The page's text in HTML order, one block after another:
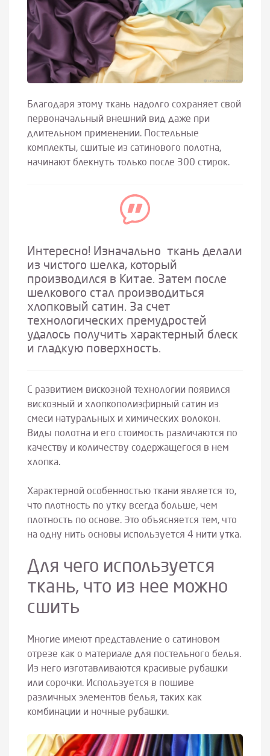
Благодаря этому ткань надолго сохраняет свой
первоначальный внешний вид даже при
длительном применении. Постельные
комплекты, сшитые из сатинового полотна,
начинают блекнуть только после 300 стирок.
Интересно! Изначально ткань делали
из чистого шелка, который
производился в Китае. Затем после
шелкового стал производиться
хлопковый сатин. За счет
технологических премудростей
удалось получить характерный блеск
и гладкую поверхность.
С развитием вискозной технологии появился
вискозный и хлопкополиэфирный сатин из
смеси натуральных и химических волокон.
Виды полотна и его стоимость различаются по
качеству и количеству содержащегося в нем
хлопка.
Характерной особенностью ткани является то,
что плотность по утку всегда больше, чем
плотность по основе. Это объясняется тем, что
на одну нить основы используется 4 нити утка.
Для чего используется
ткань, что из нее можно
сшить
Многие имеют представление о сатиновом
отрезе как о материале для постельного белья.
Из него изготавливаются красивые рубашки
или сорочки. Используется в пошиве
различных элементов белья, таких как
комбинации и ночные рубашки.